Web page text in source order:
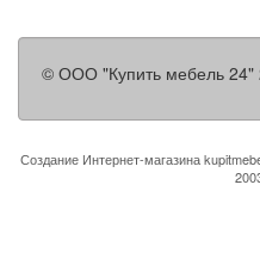
© ООО "Купить мебель 24"
Создание Интернет-магазина